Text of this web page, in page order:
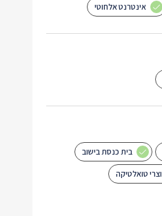
אינטרנט אלחוטי
בית כנסת בישוב
טואלטיקה